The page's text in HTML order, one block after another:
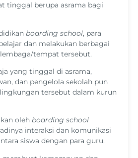
tinggal berupa asrama bagi
boarding school, para
dan melakukan berbagai
tempat tersebut.
yang tinggal di asrama,
dan pengelola sekolah pun
tersebut dalam kurun
oleh boarding school
interaksi dan komunikasi
siswa dengan para guru.